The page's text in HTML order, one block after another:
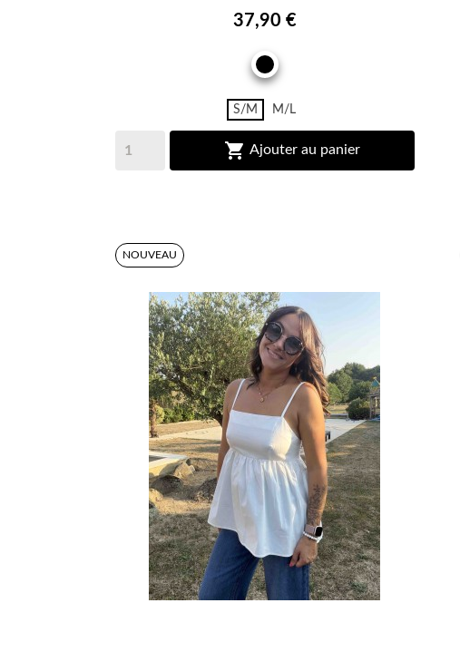
37,90 €
NOIR
S/M M/L
 Ajouter au panier
NOUVEAU